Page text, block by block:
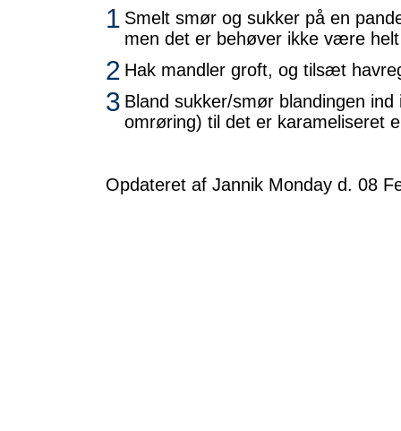
1 Smelt smør og sukker på en
men det er behøver ikke være
2 Hak mandler groft, og tilsæt
3 Bland sukker/smør blandingen
omrøring) til det er karameliseret
Opdateret af Jannik Monday d. 08